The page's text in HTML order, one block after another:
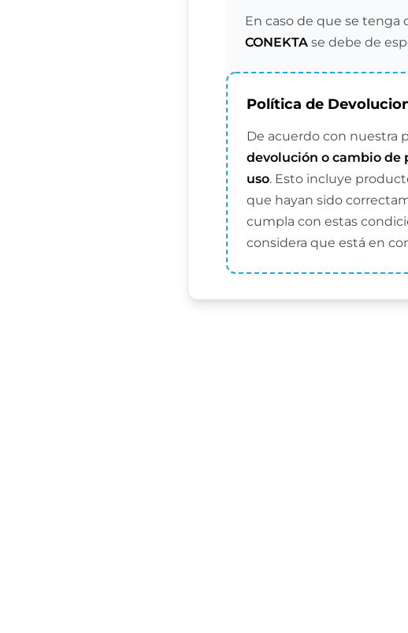
En caso de que se
CONEKTA se debe de
Política de
De acuerdo con nuestra
devolución o cambio de
uso. Esto incluye
que hayan sido
cumpla con estas
considera que está en